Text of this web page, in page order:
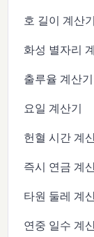
호 길이 계산기
화성 별자리
출루율 계산기
요일 계산기
헌혈 시간 계
즉시 연금 계
타원 둘레 계
연중 일수 계